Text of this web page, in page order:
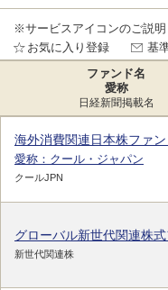
※サービスアイコンのご説明
お気に入り登録
基
ファンド名
愛称
日経新聞掲載名
海外消費関連日本株ファン
愛称：クール・ジャパン
クールJPN
グローバル新世代関連株
新世代関連株